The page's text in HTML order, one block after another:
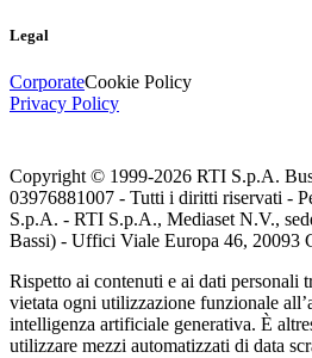
Legal
CorporateCookie Policy
Privacy Policy
Copyright © 1999-2026 RTI S.p.A.
03976881007 - Tutti i diritti riservati -
S.p.A. - RTI S.p.A., Mediaset N.V.,
Bassi) - Uffici Viale Europa 46, 20093
Rispetto ai contenuti e ai dati personali
vietata ogni utilizzazione funzionale
intelligenza artificiale generativa. È
utilizzare mezzi automatizzati di data